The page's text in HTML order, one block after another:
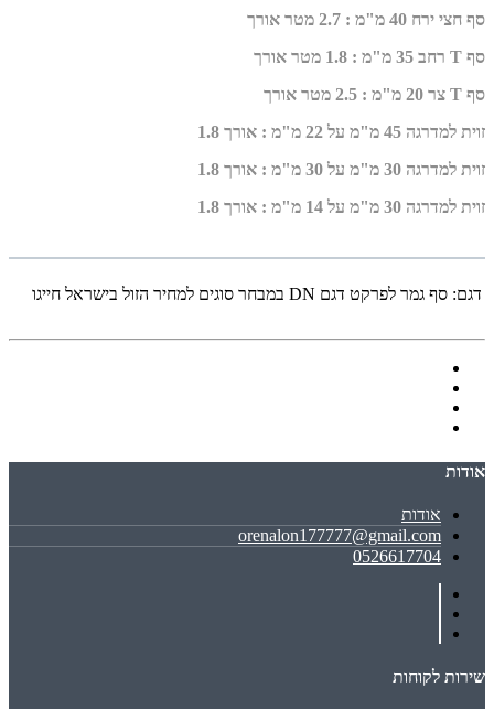
סף חצי ירח 40 מ"מ : 2.7 מטר אורך
סף T רחב 35 מ"מ : 1.8 מטר אורך
סף T צר 20 מ"מ : 2.5 מטר אורך
זוית למדרגה 45 מ"מ על 22 מ"מ : אורך 1.8
זוית למדרגה 30 מ"מ על 30 מ"מ : אורך 1.8
זוית למדרגה 30 מ"מ על 14 מ"מ : אורך 1.8
דגם: סף גמר לפרקט דגם DN במבחר סוגים למחיר הזול בישראל חייגו
אודות
אודות
orenalon177777@gmail.com
0526617704
שירות לקוחות